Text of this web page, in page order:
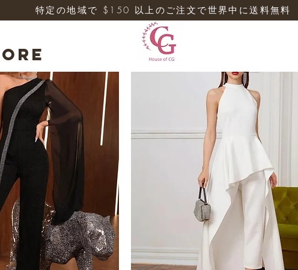
特定の地域で $150 以上のご注文で世界中に送料無料